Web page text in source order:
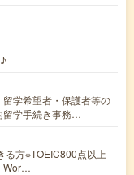
留学希望者・保護者等の
留学手続き事務…
る方※TOEIC800点以上
Wor…